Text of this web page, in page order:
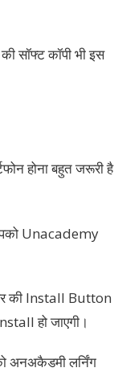
सॉफ्ट कॉपी भी इस
होना बहुत जरूरी है
Unacademy
की Install Button
हो जाएगी।
लर्निंग